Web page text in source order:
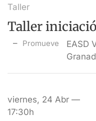
Taller
Taller
Promueve
EASD
viernes, 24 Abr —
17:30h